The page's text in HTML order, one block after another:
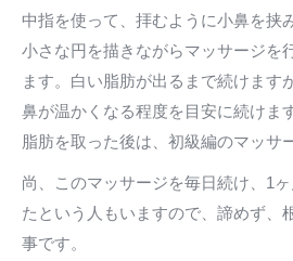
中指を使って、拝むように小鼻を挟
小さな円を描きながらマッサージを
ます。白い脂肪が出るまで続けます
鼻が温かくなる程度を目安に続けます
脂肪を取った後は、初級編のマッサ
尚、このマッサージを毎日続け、1
たという人もいますので、諦めず、
事です。